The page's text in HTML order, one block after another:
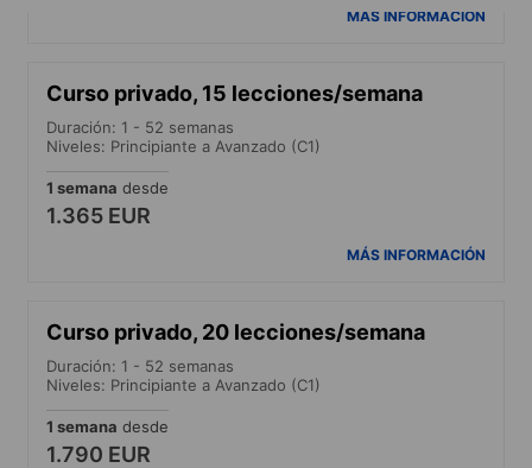
MÁS INFORMACIÓN
Curso privado, 15 lecciones/semana
Duración: 1 - 52 semanas
Niveles: Principiante a Avanzado (C1)
1 semana desde
1.365 EUR
MÁS INFORMACIÓN
Curso privado, 20 lecciones/semana
Duración: 1 - 52 semanas
Niveles: Principiante a Avanzado (C1)
1 semana desde
1.790 EUR